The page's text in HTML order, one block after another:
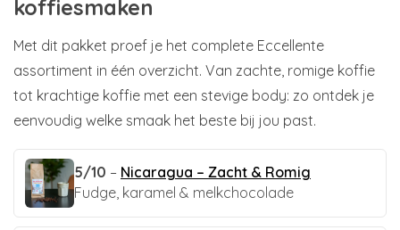
koffiesmaken
Met dit pakket proef je het complete Eccellente
assortiment in één overzicht. Van zachte, romige koffie
tot krachtige koffie met een stevige body: zo ontdek je
eenvoudig welke smaak het beste bij jou past.
5/10 – Nicaragua – Zacht & Romig
Fudge, karamel & melkchocolade